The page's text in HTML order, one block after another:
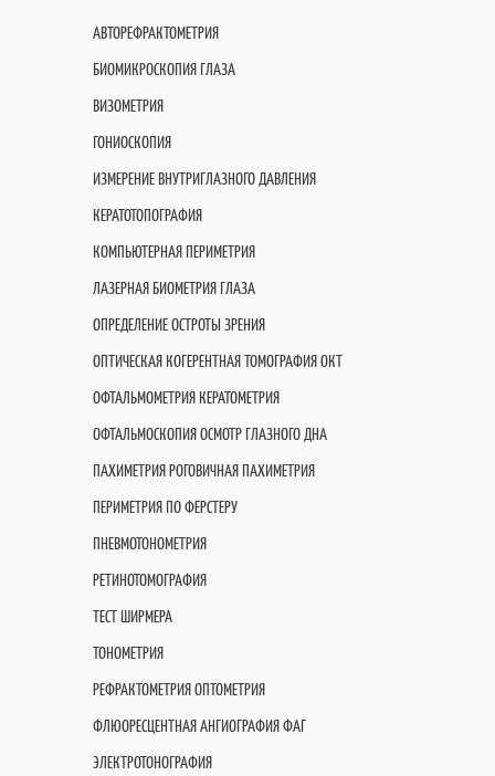
АВТОРЕФРАКТОМЕТРИЯ
БИОМИКРОСКОПИЯ ГЛАЗА
ВИЗОМЕТРИЯ
ГОНИОСКОПИЯ
ИЗМЕРЕНИЕ ВНУТРИГЛАЗНОГО ДАВЛЕНИЯ
КЕРАТОТОПОГРАФИЯ
КОМПЬЮТЕРНАЯ ПЕРИМЕТРИЯ
ЛАЗЕРНАЯ БИОМЕТРИЯ ГЛАЗА
ОПРЕДЕЛЕНИЕ ОСТРОТЫ ЗРЕНИЯ
ОПТИЧЕСКАЯ КОГЕРЕНТНАЯ ТОМОГРАФИЯ OКT
ОФТАЛЬМОМЕТРИЯ КЕРАТОМЕТРИЯ
ОФТАЛЬМОСКОПИЯ ОСМОТР ГЛАЗНОГО ДНА
ПАХИМЕТРИЯ РОГОВИЧНАЯ ПАХИМЕТРИЯ
ПЕРИМЕТРИЯ ПО ФЕРСТЕРУ
ПНЕВМОТОНОМЕТРИЯ
РЕТИНОТОМОГРАФИЯ
ТЕСТ ШИРМЕРА
ТОНОМЕТРИЯ
РЕФРАКТОМЕТРИЯ ОПТОМЕТРИЯ
ФЛЮОРЕСЦЕНТНАЯ АНГИОГРАФИЯ ФАГ
ЭЛЕКТРОТОНОГРАФИЯ